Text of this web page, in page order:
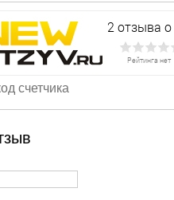
счетчика